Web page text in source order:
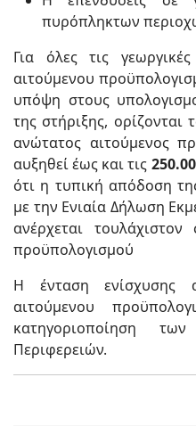
πυρόπληκτων
Για όλες τις
αιτούμενου
υπόψη στους
της στήριξης, ορίζονται
ανώτατος αιτούμενος
αυξηθεί έως και τις
ότι η τυπική απόδοση
με την Ενιαία Δήλωση
ανέρχεται
προϋπολογισμού
Η ένταση ενίσχυσης
αιτούμενου
κατηγοριοποίηση
Περιφερειών.